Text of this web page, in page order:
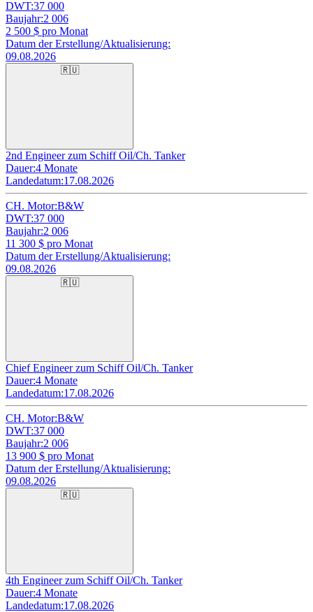
DWT:37 000
Baujahr:2 006
2 500 $ pro Monat
Datum der Erstellung/Aktualisierung:
09.08.2026
🇷🇺
2nd Engineer zum Schiff Oil/Ch. Tanker
Dauer:4 Monate
Landedatum:17.08.2026
CH. Motor:B&W
DWT:37 000
Baujahr:2 006
11 300 $ pro Monat
Datum der Erstellung/Aktualisierung:
09.08.2026
🇷🇺
Chief Engineer zum Schiff Oil/Ch. Tanker
Dauer:4 Monate
Landedatum:17.08.2026
CH. Motor:B&W
DWT:37 000
Baujahr:2 006
13 900 $ pro Monat
Datum der Erstellung/Aktualisierung:
09.08.2026
🇷🇺
4th Engineer zum Schiff Oil/Ch. Tanker
Dauer:4 Monate
Landedatum:17.08.2026